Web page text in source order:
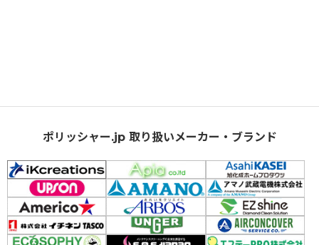
ポリッシャー.jp 取り扱いメーカー・ブランド